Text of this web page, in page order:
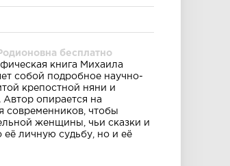
бесплатно
книга Михаила
собой подробное научно-
крепостной няни и
опирается на
современников, чтобы
женщины, чьи сказки и
её личную судьбу, но и её